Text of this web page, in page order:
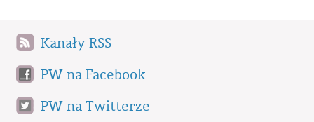
Kanały RSS
PW na Facebook
PW na Twitterze